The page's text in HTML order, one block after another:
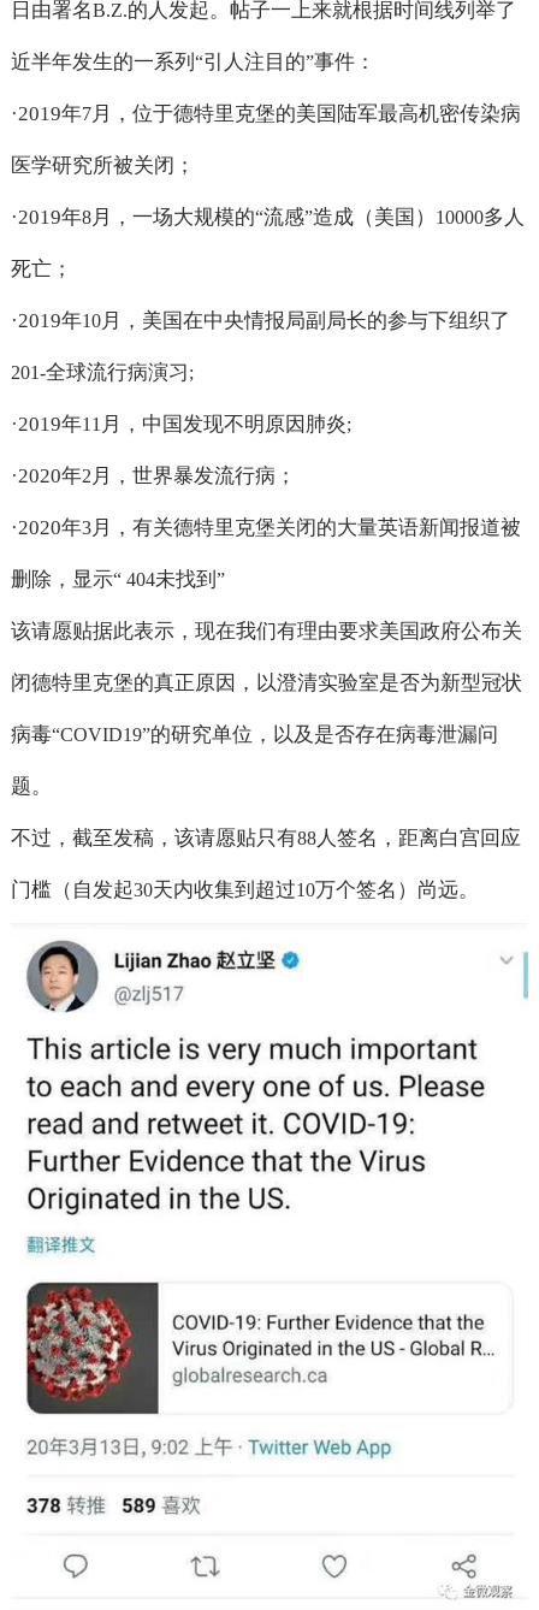
日由署名B.Z.的人发起。帖子一上来就根据时间线列举了
近半年发生的一系列 “引人注目的”事件：
·2019年7月，位于德特里克堡的美国陆军最高机密传染病
医学研究所被关闭；
·2019年8月，一场大规模的“流感”造成（美国） 10000多人
死亡；
·2019年10月，美国在中央情报局副局长的参与下组织了
201-全球流行病演习;
·2019年11 月，中国发现不明原因肺炎;
·2020年2月，世界暴发流行病；
·2020年3月，有关德特里克堡关闭的大量英语新闻报道被
删除，显示“ 404未找到 ”
该请愿贴据此表示，现在我们有理由要求美国政府公布关
闭德特里克堡的真正原因，以澄清实验室是否为新型冠状
病毒“COVID19”的研究单位，以及是否存在病毒泄漏问
题。
不过，截至发稿，该请愿贴只有88人签名，距离白宫回应
门槛（自发起30天内收集到超过10万个签名）尚远。